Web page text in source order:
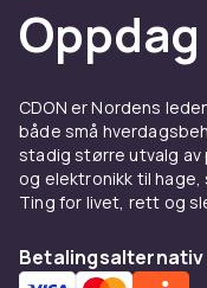
Oppdag
CDON er Nordens
både små
stadig større utvalg av
og elektronikk til
Ting for livet, rett og
Betalingsalternativ